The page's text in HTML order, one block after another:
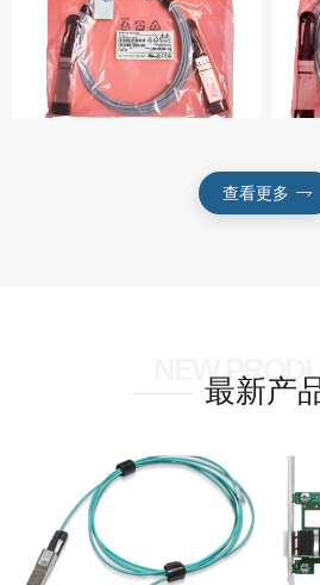
查看更多
最新产
NEW